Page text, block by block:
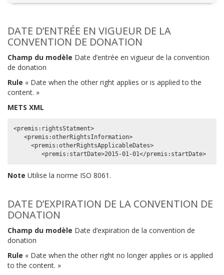
DATE D’ENTRÉE EN VIGUEUR DE LA
CONVENTION DE DONATION
Champ du modèle Date d’entrée en vigueur de la convention
de donation
Rule « Date when the other right applies or is applied to the
content. »
METS XML
<premis:rightsStatment>
   <premis:otherRightsInformation>
     <premis:otherRightsApplicableDates>
Note Utilise la norme ISO 8061.
DATE D’EXPIRATION DE LA CONVENTION DE
DONATION
Champ du modèle Date d’expiration de la convention de
donation
Rule « Date when the other right no longer applies or is applied
to the content. »